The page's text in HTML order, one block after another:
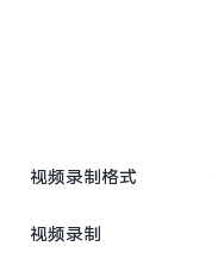
视频录制格式
视频录制